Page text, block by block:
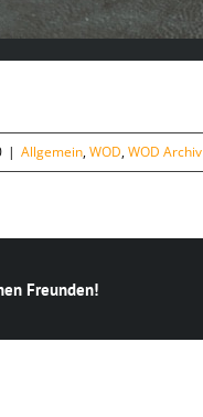
| Allgemein,WOD,WOD Archiv
Freunden!